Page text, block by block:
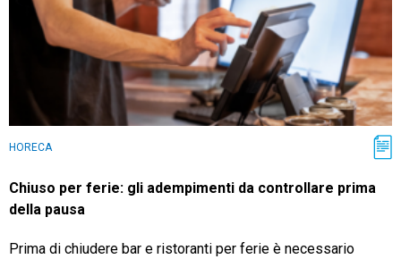
HORECA
Chiuso per ferie: gli adempimenti da controllare prima
della pausa
Prima di chiudere bar e ristoranti per ferie è necessario